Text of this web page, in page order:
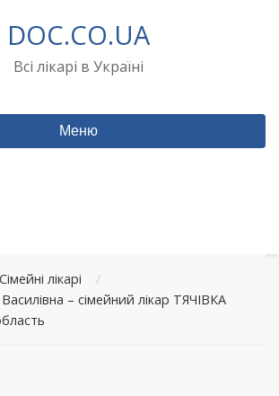
DOC.CO.UA
Всі лікарі в Україні
Меню
Сімейні лікарі
/
– сімейний лікар ТЯЧІВКА